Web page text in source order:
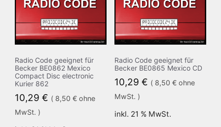
Radio Code geeignet für
Becker BE0862 Mexico
Compact Disc electronic
Kurier 862
10,29 € ( 8,50 € ohne
MwSt. )
Radio Code geeignet für
Becker BE0865 Mexico CD
10,29 € ( 8,50 €ohne
MwSt. )
inkl. 21 % MwSt.